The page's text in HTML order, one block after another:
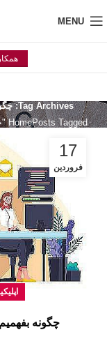
MENU
Tag Archives: چگونه بفهمیم چند نفر پست ما را سیو کرده اند؟
HomePosts Tagged "چگونه بفهمیم چند نفر پست ما را سیو کرده اند؟"
17
فروردین
چگونه